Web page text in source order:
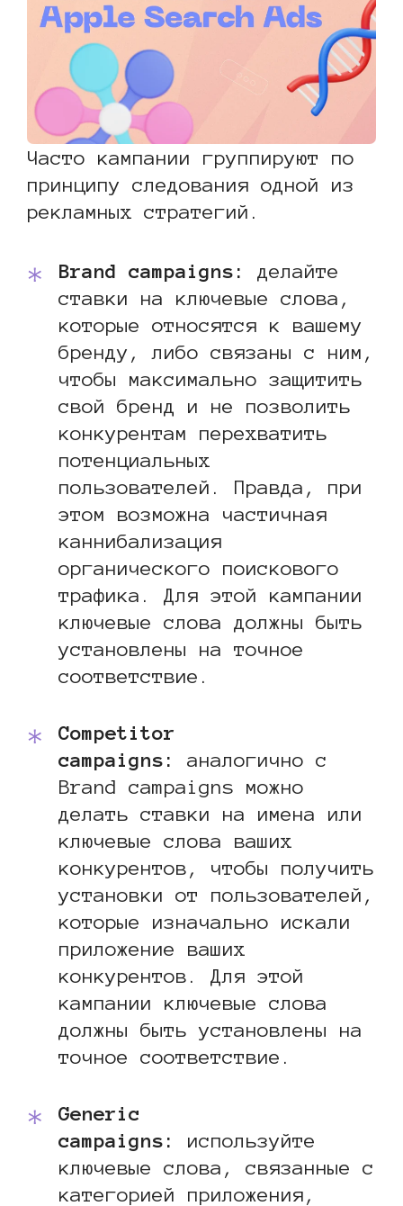
Часто кампании группируют по
принципу следования одной из
рекламных стратегий.
Brand campaigns:
делайте
ставки на ключевые слова,
которые относятся к вашему
бренду, либо связаны с ним,
чтобы максимально защитить
свой бренд и не позволить
конкурентам перехватить
потенциальных
пользователей. Правда, при
этом возможна частичная
каннибализация
органического поискового
трафика. Для этой кампании
ключевые слова должны быть
установлены на точное
соответствие.
Competitor
campaigns: аналогично с
Brand campaigns можно
делать ставки на имена или
ключевые слова ваших
конкурентов, чтобы получить
установки от пользователей,
которые изначально искали
приложение ваших
конкурентов. Для этой
кампании ключевые слова
должны быть установлены на
точное соответствие.
Generic
campaigns: используйте
ключевые слова, связанные с
категорией приложения,